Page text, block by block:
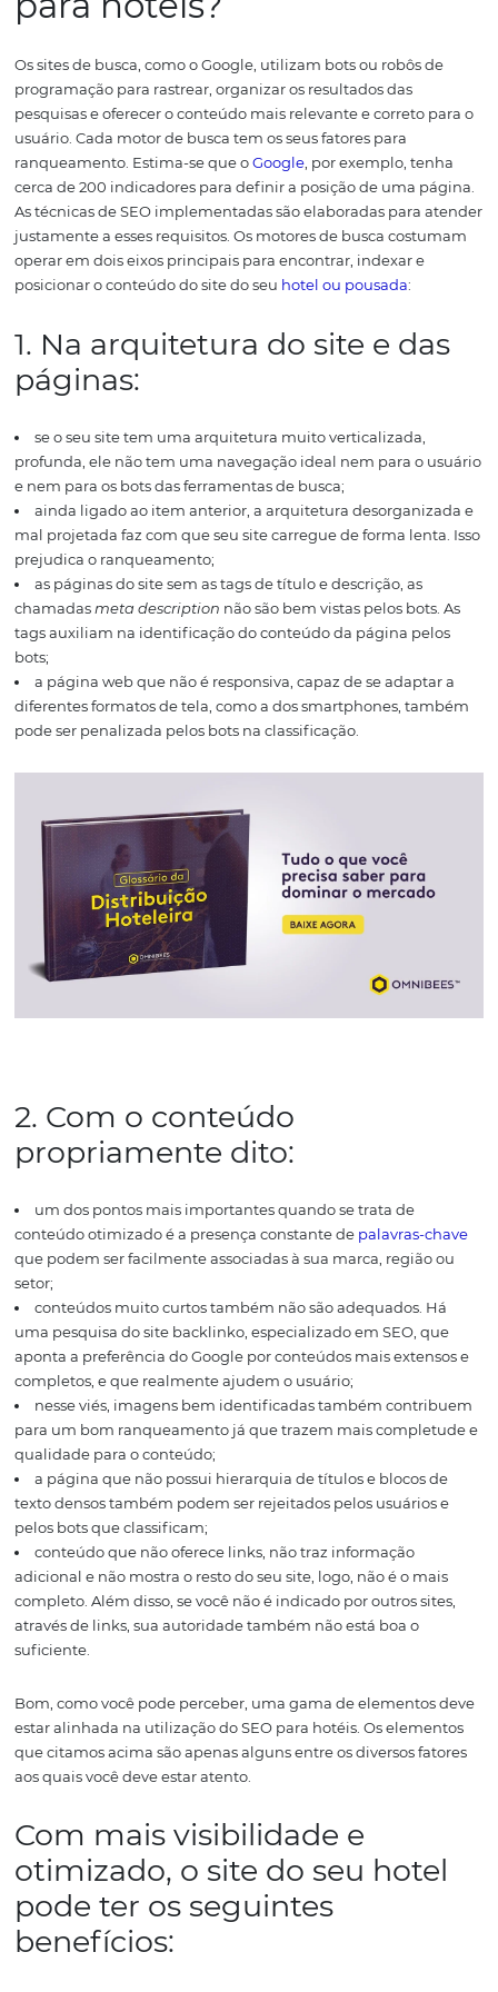
advancedwebranking.com
cliques via desktop.
Mas, não se engane! Ranquear nas primeiras páginas,
busca, não é uma atividade simples. Envolve bastante
disciplina e criação de estratégias.
Além disso, na
vezes, é preciso alguns meses para ver o resultado do
investimento em SEO. No entanto, esses resultados são
quanto mais você investe e acompanha as atualizações
técnicas, mais tem chances de crescer.
Qual a importância do
para hotéis?
programação para rastrear, organizar os resultados das
pesquisas e oferecer o conteúdo mais relevante e
usuário.
Cada motor de busca tem os seus fatores para
ranqueamento. Estima-se que oGoogle, por exemplo,
cerca de 200 indicadores para definir a posição de uma
As técnicas de SEO implementadas são elaboradas
justamente a esses requisitos.
Os motores de busca
1. Na arquitetura do site e
páginas:
se o seu site tem uma arquitetura muito
profunda, ele não tem uma navegação ideal nem para
e nem para os bots das ferramentas de busca;
ainda ligado ao item anterior, a arquitetura
mal projetada faz com que seu site carregue de forma
prejudica o ranqueamento;
as páginas do site sem as tags de título e descrição, as
chamadas meta description
não são bem vistas pelos
tags auxiliam na identificação do conteúdo da página
bots;
a página web que não é responsiva, capaz de se
diferentes formatos de tela, como a dos smartphones,
pode ser penalizada pelos bots na classificação.